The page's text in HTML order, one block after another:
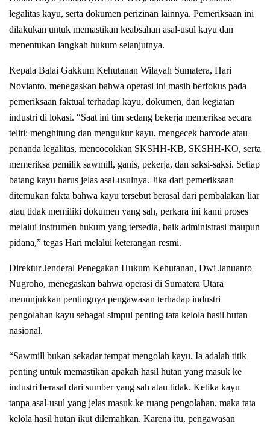
legalitas kayu, serta dokumen perizinan lainnya. Pemeriksaan ini
dilakukan untuk memastikan keabsahan asal-usul kayu dan
menentukan langkah hukum selanjutnya.
Kepala Balai Gakkum Kehutanan Wilayah Sumatera, Hari
Novianto, menegaskan bahwa operasi ini masih berfokus pada
pemeriksaan faktual terhadap kayu, dokumen, dan kegiatan
industri di lokasi. “Saat ini tim sedang bekerja memeriksa secara
teliti: menghitung dan mengukur kayu, mengecek barcode atau
penanda legalitas, mencocokkan SKSHH-KB, SKSHH-KO, serta
memeriksa pemilik sawmill, ganis, pekerja, dan saksi-saksi. Setiap
batang kayu harus jelas asal-usulnya. Jika dari pemeriksaan
ditemukan fakta bahwa kayu tersebut berasal dari pembalakan liar
atau tidak memiliki dokumen yang sah, perkara ini kami proses
melalui instrumen hukum yang tersedia, baik administrasi maupun
pidana,” tegas Hari melalui keterangan resmi.
Direktur Jenderal Penegakan Hukum Kehutanan, Dwi Januanto
Nugroho, menegaskan bahwa operasi di Sumatera Utara
menunjukkan pentingnya pengawasan terhadap industri
pengolahan kayu sebagai simpul penting tata kelola hasil hutan
nasional.
“Sawmill bukan sekadar tempat mengolah kayu. Ia adalah titik
penting untuk memastikan apakah hasil hutan yang masuk ke
industri berasal dari sumber yang sah atau tidak. Ketika kayu
tanpa asal-usul yang jelas masuk ke ruang pengolahan, maka tata
kelola hasil hutan ikut dilemahkan. Karena itu, pengawasan